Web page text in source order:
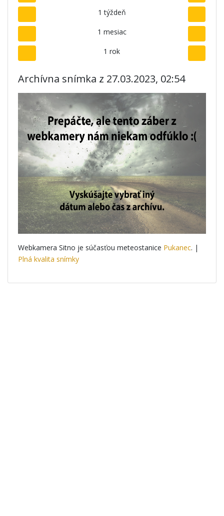
1 týždeň
1 mesiac
1 rok
Archívna snímka z 27.03.2023, 02:54
Webkamera Sitno je súčasťou meteostanice Pukanec. |
Plná kvalita snímky